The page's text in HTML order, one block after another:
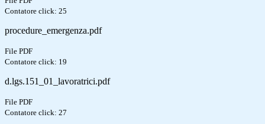
Contatore click: 25
procedure_emergenza.pdf
File PDF
Contatore click: 19
d.lgs.151_01_lavoratrici.pdf
File PDF
Contatore click: 27